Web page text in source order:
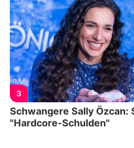
3
Schwangere Sally Özcan:
"Hardcore-Schulden"